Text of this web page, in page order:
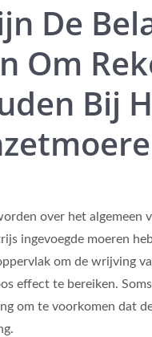
De
Om
Bij
over het algemeen
ingevoegde moeren
om de wrijving
effect te bereiken.
om te voorkomen dat